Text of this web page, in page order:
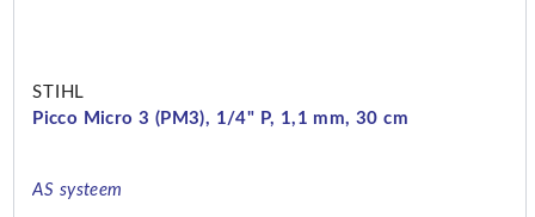
STIHL
Picco Micro 3 (PM3), 1/4" P, 1,1 mm, 30 cm
AS systeem